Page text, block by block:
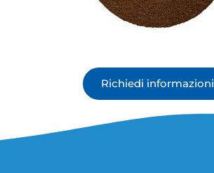
Richiedi informazioni